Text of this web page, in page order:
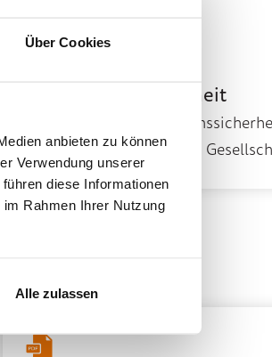
Über Cookies
anbieten zu können
Verwendung unserer
diese Informationen
Rahmen Ihrer Nutzung
Alle zulassen
Informationssicherheit
Vorgaben zur
die Lieferanten der netgo